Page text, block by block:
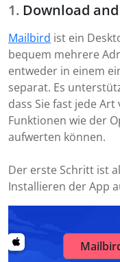
Download
Mailbird ist ein
bequem mehrere
entweder in einem
separat. Es
dass Sie fast jede
Funktionen wie der
aufwerten können.
Der erste Schritt ist
Installieren der App